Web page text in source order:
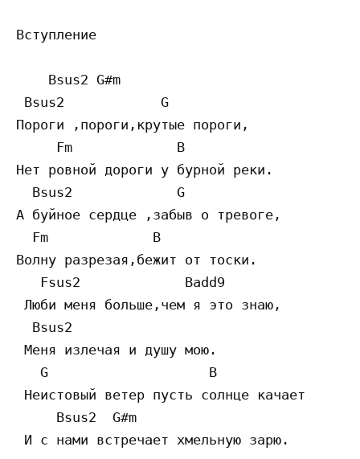
Вступление
    Bsus2 G#m
Bsus2            G
Пороги ,пороги,крутые пороги,
     Fm             B
Нет ровной дороги у бурной реки.
  Bsus2             G
А буйное сердце ,забыв о тревоге,
  Fm             B
Волну разрезая,бежит от тоски.
   Fsus2             Badd9
Люби меня больше,чем я это знаю,
  Bsus2
Меня излечая и душу мою.
   G                    B
Неистовый ветер пусть солнце качает
     Bsus2  G#m
И с нами встречает хмельную зарю.